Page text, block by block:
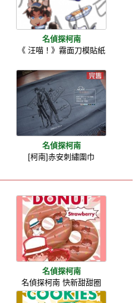
名偵探柯南
《 汪喵！》霧面刀模貼紙
名偵探柯南
[柯南]赤安刺繡圍巾
名偵探柯南
名偵探柯南 快新甜甜圈